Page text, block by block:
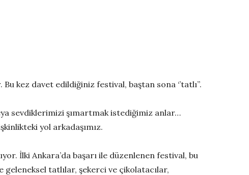
kez davet edildiğiniz festival, baştan sona ‘’tatlı’’.
sevdiklerimizi şımartmak istediğimiz anlar…
yol arkadaşımız.
İlki Ankara’da başarı ile düzenlenen festival, bu
tatlılar, şekerci ve çikolatacılar,